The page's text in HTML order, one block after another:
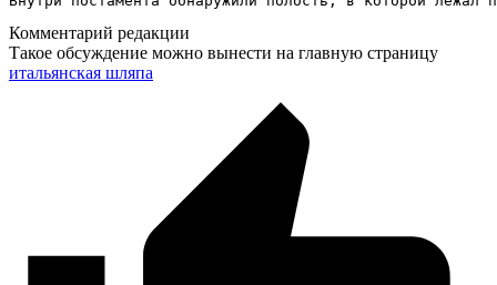
Комментарий редакции
Такое обсуждение можно вынести на главную страницу
итальянская шляпа